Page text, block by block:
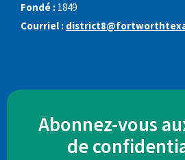
Fondé : 1849
Courriel :
Abonnez-vous
de